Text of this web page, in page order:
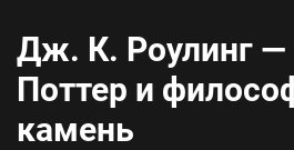
Дж. К. Роулинг —
Поттер и
камень